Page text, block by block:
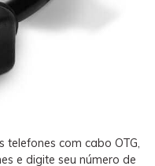
telefones com cabo OTG,
e digite seu número de